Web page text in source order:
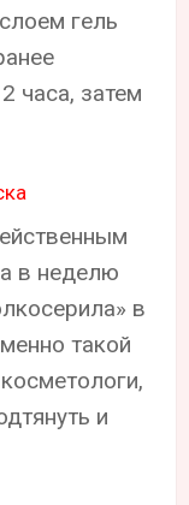
гель
часа, затем
в неделю
в
такой
и